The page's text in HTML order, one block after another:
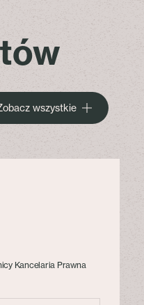
wszystkie
Kancelaria Prawna